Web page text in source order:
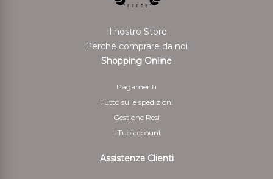
Il nostro Store
Perché comprare da noi
Shopping Online
Pagamenti
Tutto sulle spedizioni
Gestione Resi
Il Tuo account
Assistenza Clienti